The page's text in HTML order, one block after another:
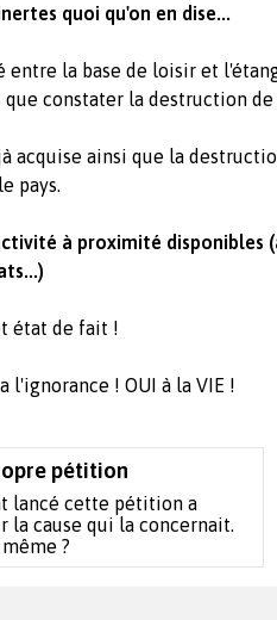
quoi qu'on en dise...
la base de loisir et
constater la destruction de
acquise ainsi que la
pays.
à proximité
état de fait !
l'ignorance ! OUI à la VIE !
pétition
lancé cette pétition a
la cause qui la concernait.
?